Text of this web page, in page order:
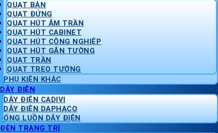
QUẠT BÀN
QUẠT ĐỨNG
QUẠT HÚT ÂM TRẦN
QUẠT HÚT CABINET
QUẠT HÚT CÔNG NGHIỆP
QUẠT HÚT GẮN TƯỜNG
QUẠT TRẦN
QUẠT TREO TƯỜNG
PHỤ KIỆN KHÁC
DÂY ĐIỆN
DÂY ĐIỆN CADIVI
DÂY ĐIỆN DAPHACO
ỐNG LUỒN DÂY ĐIỆN
ĐÈN TRANG TRÍ